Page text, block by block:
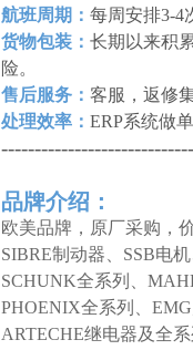
航班周期： 每周安排3-4
货物包装： 长期以来积
险。
售后服务： 客服，返修
处理效率： ERP系统做
品牌介绍：
欧美品牌，原厂采购，
SIBRE制动器、SSB电
SCHUNK全系列、
PHOENIX全系列、
ARTECHE继电器及全